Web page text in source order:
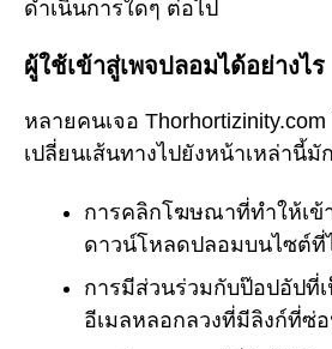
ดำเนินการใดๆ ต่อไป
ผู้ใช้เข้าสู่เพจปลอมได้อย่างไร
หลายคนเจอ
เปลี่ยนเส้นทางไปยังหน้าเหล่านี้มั
การคลิกโฆษณาที่ทำให้เข้
ดาวน์โหลดปลอมบนไซต์ที่
การมีส่วนร่วมกับป๊อปอัปที่
อีเมลหลอกลวงที่มีลิงก์ที่ซ่